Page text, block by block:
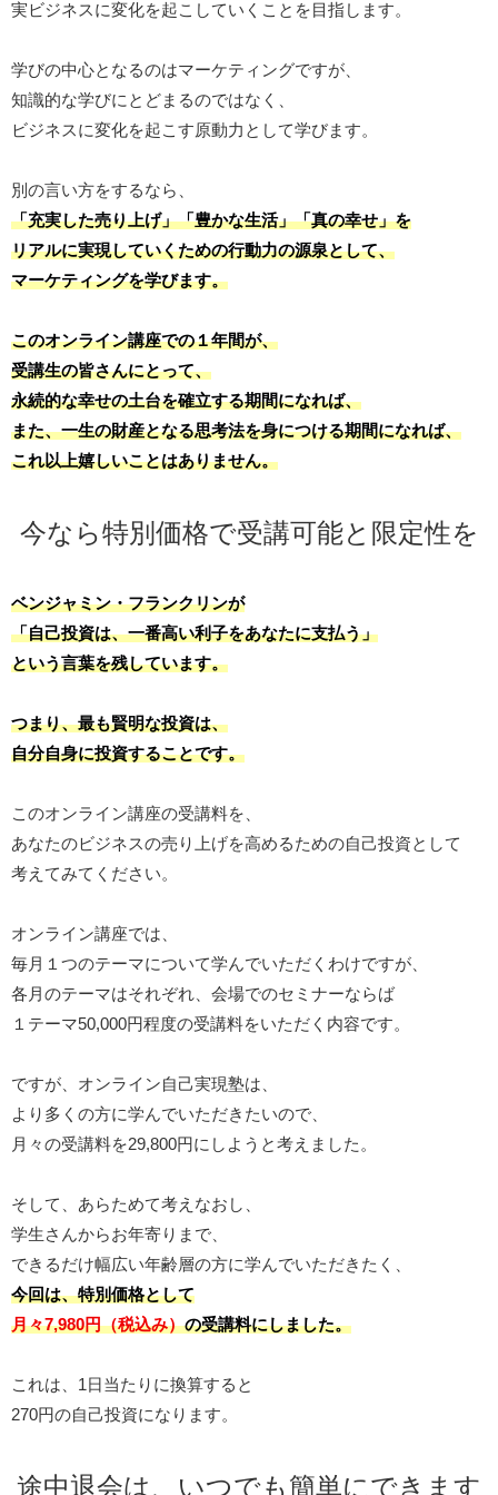
実ビジネスに変化を起こしていくことを目指します。
学びの中心となるのはマーケティングですが、
知識的な学びにとどまるのではなく、
ビジネスに変化を起こす原動力として学びます。
別の言い方をするなら、
「充実した売り上げ」「豊かな生活」「真の幸せ」を
リアルに実現していくための行動力の源泉として、
マーケティングを学びます。
このオンライン講座での１年間が、
受講生の皆さんにとって、
永続的な幸せの土台を確立する期間になれば、
また、一生の財産となる思考法を身につける期間になれば、
これ以上嬉しいことはありません。
今なら特別価格で受講可能と限定性を
ベンジャミン・フランクリンが
「自己投資は、一番高い利子をあなたに支払う」
という言葉を残しています。
つまり、最も賢明な投資は、
自分自身に投資することです。
このオンライン講座の受講料を、
あなたのビジネスの売り上げを高めるための自己投資として
考えてみてください。
オンライン講座では、
毎月１つのテーマについて学んでいただくわけですが、
各月のテーマはそれぞれ、会場でのセミナーならば
１テーマ50,000円程度の受講料をいただく内容です。
ですが、オンライン自己実現塾は、
より多くの方に学んでいただきたいので、
月々の受講料を29,800円にしようと考えました。
そして、あらためて考えなおし、
学生さんからお年寄りまで、
できるだけ幅広い年齢層の方に学んでいただきたく、
今回は、特別価格として
月々7,980円（税込み）の受講料にしました。
これは、1日当たりに換算すると
270円の自己投資になります。
途中退会は、いつでも簡単にできます